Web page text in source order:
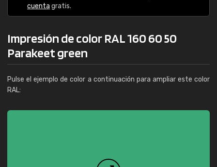
cuenta gratis.
Impresión de color RAL 160 60 50
Parakeet green
Pulse el ejemplo de color a continuación para ampliar este color
RAL: